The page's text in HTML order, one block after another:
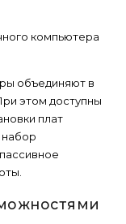
компьютера
объединяют в
этом доступны
плат